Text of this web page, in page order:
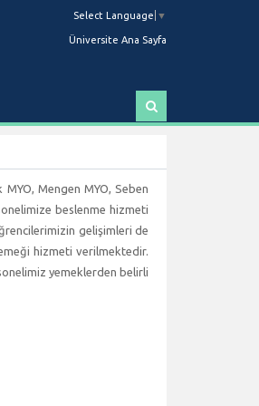
Select Language ▼
Üniversite Ana Sayfa
r
Mengen MYO, Seben
beslenme hizmeti
gelişimleri de
hizmeti verilmektedir.
yemeklerden belirli